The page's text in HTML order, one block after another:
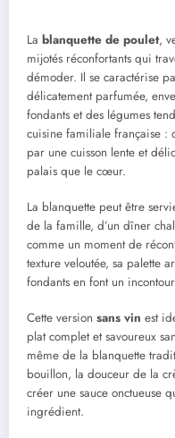
La blanquette de poulet,
mijotés réconfortants qui
démoder. Il se caractérise
délicatement parfumée,
fondants et des légumes
cuisine familiale française :
par une cuisson lente et
palais que le cœur.
La blanquette peut être
de la famille, d’un dîner
comme un moment de
texture veloutée, sa palette
fondants en font un
Cette version sans vin est
plat complet et savoureux
même de la blanquette
bouillon, la douceur de la
créer une sauce onctueuse
ingrédient.